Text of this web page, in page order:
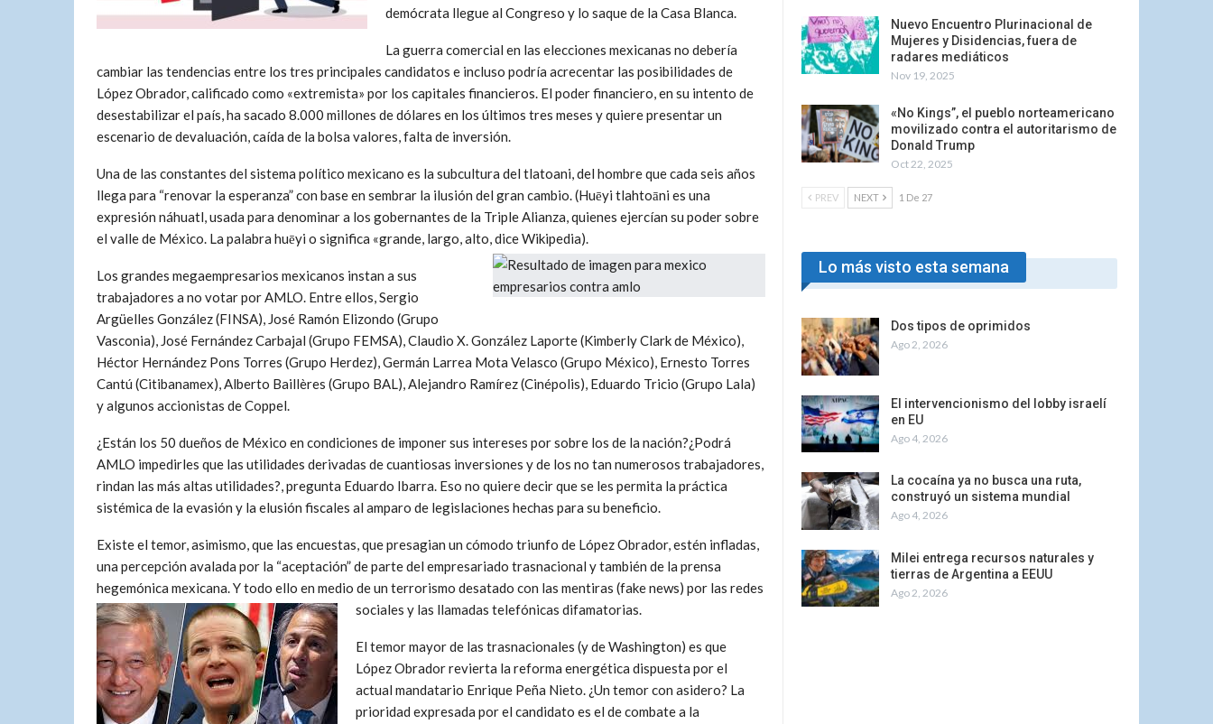
demócrata llegue al Congreso y lo saque de la Casa Blanca.
La guerra comercial en las elecciones mexicanas no debería
cambiar las tendencias entre los tres principales candidatos e incluso podría acrecentar las posibilidades de
López Obrador, calificado como «extremista» por los capitales financieros. El poder financiero, en su intento de
desestabilizar el país, ha sacado 8.000 millones de dólares en los últimos tres meses y quiere presentar un
escenario de devaluación, caída de la bolsa valores, falta de inversión.
Una de las constantes del sistema político mexicano es la subcultura del tlatoani, del hombre que cada seis años
llega para “renovar la esperanza” con base en sembrar la ilusión del gran cambio. (Huēyi tlahtoāni es una
expresión náhuatl, usada para denominar a los gobernantes de la Triple Alianza, quienes ejercían su poder sobre
el valle de México. La palabra huēyi o significa «grande, largo, alto, dice Wikipedia).
Los grandes megaempresarios mexicanos instan a sus
trabajadores a no votar por AMLO. Entre ellos, Sergio
Argüelles González (FINSA), José Ramón Elizondo (Grupo
Vasconia), José Fernández Carbajal (Grupo FEMSA), Claudio X. González Laporte (Kimberly Clark de México),
Héctor Hernández Pons Torres (Grupo Herdez), Germán Larrea Mota Velasco (Grupo México), Ernesto Torres
Cantú (Citibanamex), Alberto Baillères (Grupo BAL), Alejandro Ramírez (Cinépolis), Eduardo Tricio (Grupo Lala)
y algunos accionistas de Coppel.
¿Están los 50 dueños de México en condiciones de imponer sus intereses por sobre los de la nación?¿Podrá
AMLO impedirles que las utilidades derivadas de cuantiosas inversiones y de los no tan numerosos trabajadores,
rindan las más altas utilidades?, pregunta Eduardo Ibarra. Eso no quiere decir que se les permita la práctica
sistémica de la evasión y la elusión fiscales al amparo de legislaciones hechas para su beneficio.
Existe el temor, asimismo, que las encuestas, que presagian un cómodo triunfo de López Obrador, estén infladas,
una percepción avalada por la “aceptación” de parte del empresariado trasnacional y también de la prensa
hegemónica mexicana. Y todo ello en medio de un terrorismo desatado con las mentiras (fake news) por las redes
sociales y las llamadas telefónicas difamatorias.
El temor mayor de las trasnacionales (y de Washington) es que
López Obrador revierta la reforma energética dispuesta por el
actual mandatario Enrique Peña Nieto. ¿Un temor con asidero? La
prioridad expresada por el candidato es el de combate a la
Nuevo Encuentro Plurinacional de
Mujeres y Disidencias, fuera de
radares mediáticos
Nov 19, 2025
«No Kings”, el pueblo norteamericano
movilizado contra el autoritarismo de
Donald Trump
Oct 22, 2025
PREV NEXT 1 De 27
Lo más visto esta semana
Dos tipos de oprimidos
Ago 2, 2026
El intervencionismo del lobby israelí
en EU
Ago 4, 2026
La cocaína ya no busca una ruta,
construyó un sistema mundial
Ago 4, 2026
Milei entrega recursos naturales y
tierras de Argentina a EEUU
Ago 2, 2026